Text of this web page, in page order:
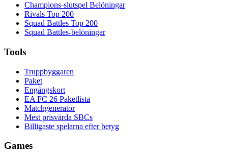
Champions-slutspel Belöningar
Rivals Top 200
Squad Battles Top 200
Squad Battles-belöningar
Tools
Truppbyggaren
Paket
Engångskort
EA FC 26 Paketlista
Matchgenerator
Mest prisvärda SBCs
Billigaste spelarna efter betyg
Games